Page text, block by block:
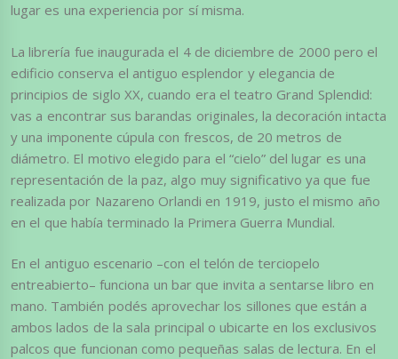
lugar es una experiencia por sí misma.
La librería fue inaugurada el 4 de diciembre de 2000 pero el
edificio conserva el antiguo esplendor y elegancia de
principios de siglo XX, cuando era el teatro Grand Splendid:
vas a encontrar sus barandas originales, la decoración intacta
y una imponente cúpula con frescos, de 20 metros de
diámetro. El motivo elegido para el “cielo” del lugar es una
representación de la paz, algo muy significativo ya que fue
realizada por Nazareno Orlandi en 1919, justo el mismo año
en el que había terminado la Primera Guerra Mundial.
En el antiguo escenario –con el telón de terciopelo
entreabierto– funciona un bar que invita a sentarse libro en
mano. También podés aprovechar los sillones que están a
ambos lados de la sala principal o ubicarte en los exclusivos
palcos que funcionan como pequeñas salas de lectura. En el